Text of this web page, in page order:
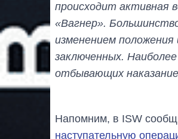
происходит активная
«Вагнер».
изменением
заключенных.
отбывающих
Напомним, в ISW
наступательную